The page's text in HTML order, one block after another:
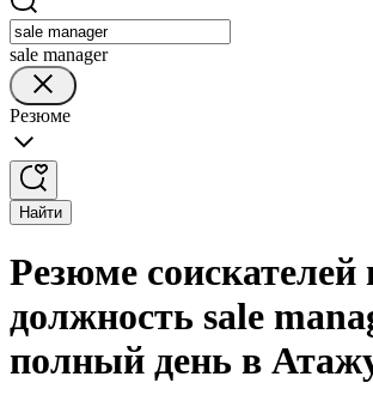
sale manager
Резюме
Найти
Резюме соискателей
должность sale
полный день в